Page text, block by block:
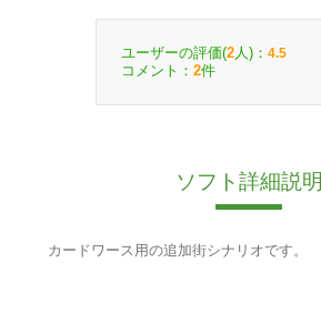
ユーザーの評価(2 人)： 4.5
コメント： 2件
ソフト詳細説明
カードワース用の追加街シナリオです。